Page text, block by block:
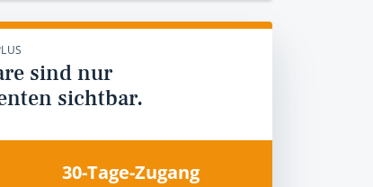
sind nur
sichtbar.
30-Tage-Zugang